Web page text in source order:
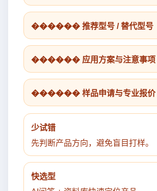
������ 推荐型号 / 替代型号
������ 应用方案与注意事项
������ 样品申请与专业报价
少试错
先判断产品方向，避免盲目打样。
快选型